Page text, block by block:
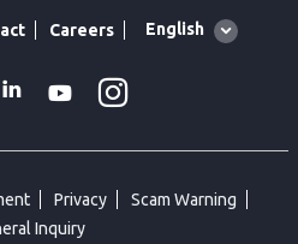
Careers
Global
English
Linkedin
Youtube
Privacy
Scam Warning
Inquiry